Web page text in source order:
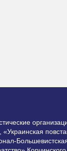
«Украинская